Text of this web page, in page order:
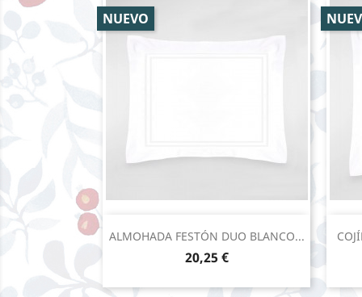
ALMOHADA FESTÓN DUO BLANCO...
Precio
20,25 €
NUEVO
Vista rápida